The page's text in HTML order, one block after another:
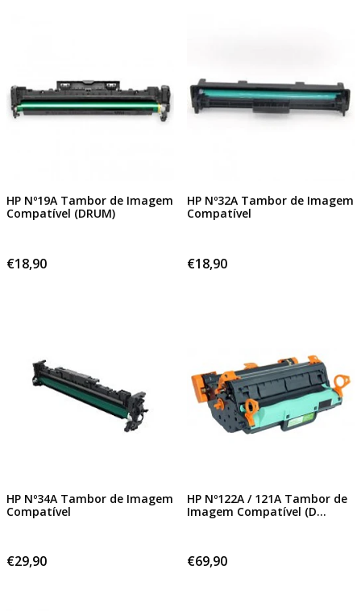
HP Nº19A Tambor de Imagem
Compatível (DRUM)
€18,90
HP Nº32A Tambor de Imagem
Compatível
€18,90
HP Nº34A Tambor de Imagem
Compatível
€29,90
HP Nº122A / 121A Tambor de
Imagem Compatível (D...
€69,90